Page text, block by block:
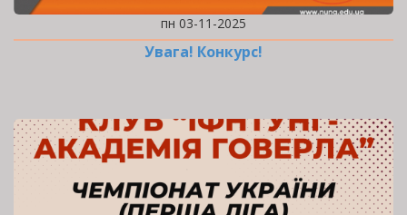
пн 03-11-2025
Увага! Конкурс!